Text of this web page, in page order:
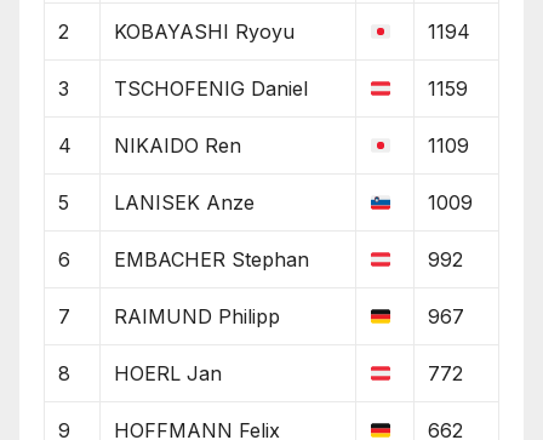
2 KOBAYASHI Ryoyu 1194
3 TSCHOFENIG Daniel 1159
4 NIKAIDO Ren 1109
5 LANISEK Anze 1009
6 EMBACHER Stephan 992
7 RAIMUND Philipp 967
8 HOERL Jan 772
9 HOFFMANN Felix 662